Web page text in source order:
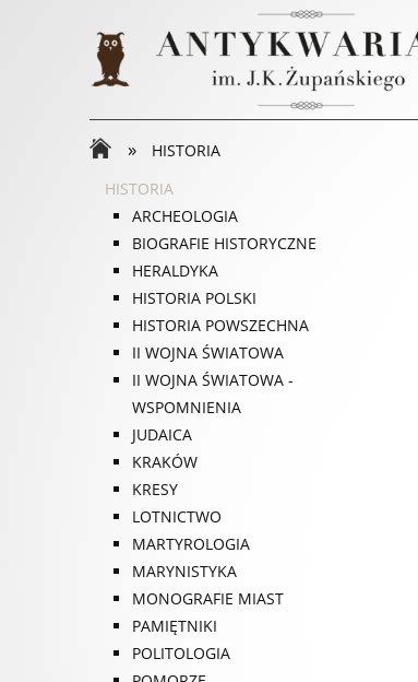
»
HISTORIA
HISTORIA
ARCHEOLOGIA
BIOGRAFIE HISTORYCZNE
HERALDYKA
HISTORIA POLSKI
HISTORIA POWSZECHNA
II WOJNA ŚWIATOWA
II WOJNA ŚWIATOWA -
WSPOMNIENIA
JUDAICA
KRAKÓW
KRESY
LOTNICTWO
MARTYROLOGIA
MARYNISTYKA
MONOGRAFIE MIAST
PAMIĘTNIKI
POLITOLOGIA